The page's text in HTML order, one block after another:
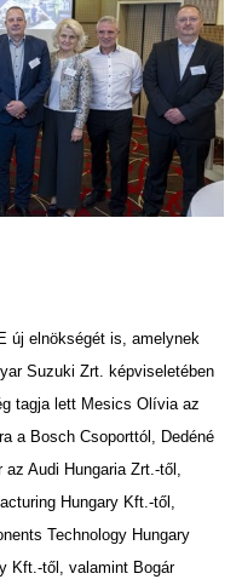
új elnökségét is, amelynek
Suzuki Zrt. képviseletében
tagja lett Mesics Olívia az
a Bosch Csoporttól, Dedéné
Audi Hungaria Zrt.-től,
Hungary Kft.-től,
Technology Hungary
Kft.-től, valamint Bogár